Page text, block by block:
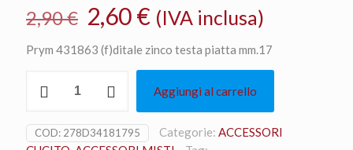
2,90€ Il
prezzo
originale
era:
2,90 €.
2,60€Il
prezzo
attuale
è:
2,60 €.
(IVA inclusa)
Prym 431863 (f)ditale zinco testa piatta mm.17
431863
zinco
testa
Aggiungi al carrello
COD: 278D34181795 Categorie: ACCESSORI